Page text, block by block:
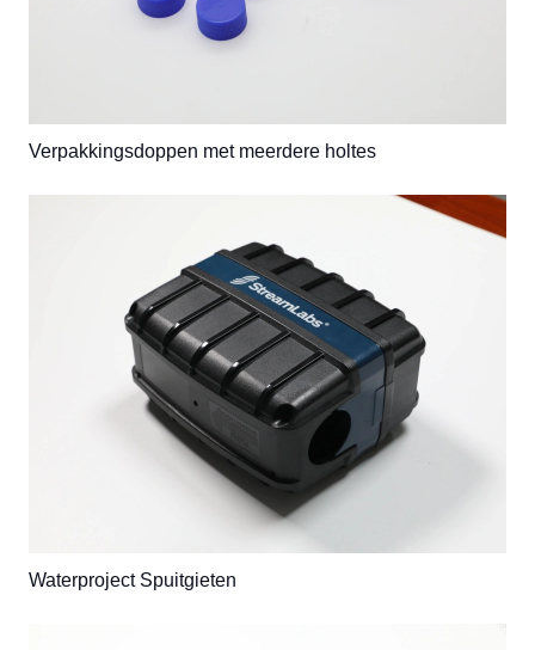
Verpakkingsdoppen met meerdere holtes
Waterproject Spuitgieten